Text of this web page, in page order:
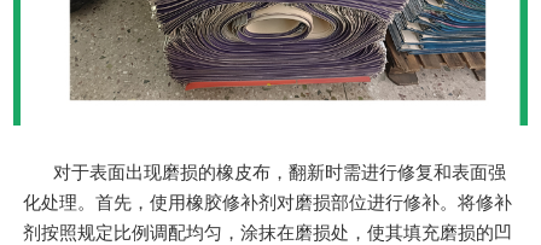
对于表面出现磨损的橡皮布，翻新时需进行修复和表面强
化处理。首先，使用橡胶修补剂对磨损部位进行修补。将修补
剂按照规定比例调配均匀，涂抹在磨损处，使其填充磨损的凹